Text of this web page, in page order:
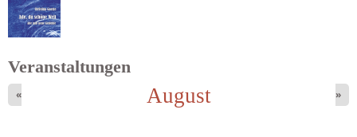
Schaffelhofer, Jörg - knapp am...
Veranstaltungen
August
« »